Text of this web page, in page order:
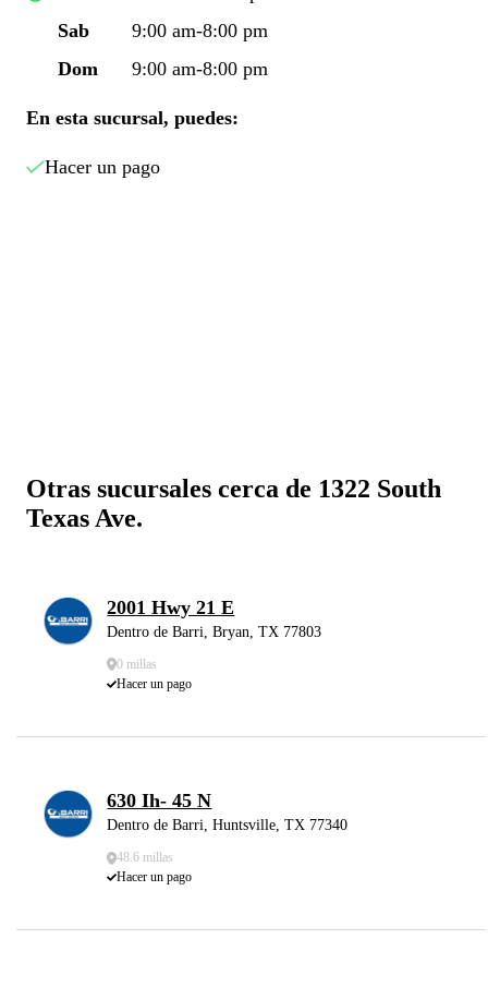
Sab
9:00 am-8:00 pm
Dom
9:00 am-8:00 pm
En esta sucursal, puedes:
Hacer un pago
Otras sucursales cerca de 1322 South
Texas Ave.
2001 Hwy 21 E
Dentro de Barri, Bryan, TX 77803
0 millas
Hacer un pago
630 Ih- 45 N
Dentro de Barri, Huntsville, TX 77340
48.6 millas
Hacer un pago